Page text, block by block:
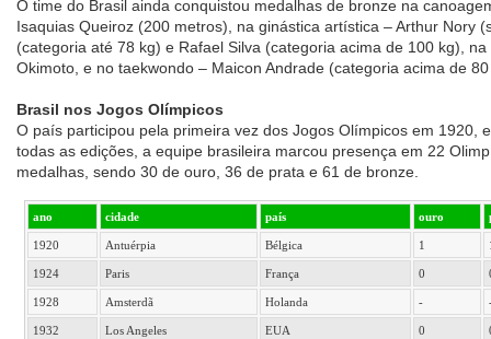
O time do Brasil ainda conquistou medalhas de bronze na
Isaquias Queiroz (200 metros), na ginástica artística – Arthur Nory
(categoria até 78 kg) e Rafael Silva (categoria acima de 100 kg),
Okimoto, e no taekwondo – Maicon Andrade (categoria acima de
Brasil nos Jogos Olímpicos
O país participou pela primeira vez dos Jogos Olímpicos em 1920,
todas as edições, a equipe brasileira marcou presença em 22
medalhas, sendo 30 de ouro, 36 de prata e 61 de bronze.
ano cidade país ouro
1920 Antuérpia Bélgica 1
1924 Paris França 0
1928 Amsterdã Holanda -
1932 Los Angeles EUA 0